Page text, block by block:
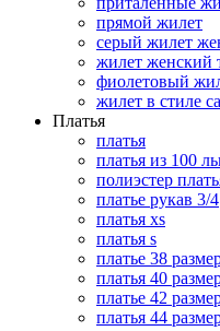
прямой жилет
серый жилет
жилет женский
фиолетовый
жилет в стиле
Платья
платья
платья из 100
полиэстер
платье рукав 3/4
платья xs
платья s
платье 38
платья 40
платье 42
платья 44